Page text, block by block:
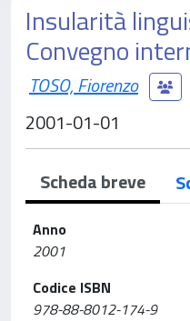
Insularità
Convegno
TOSO, Fiorenzo
2001-01-01
Scheda breve
Anno
2001
Codice ISBN
978-88-8012-174-9